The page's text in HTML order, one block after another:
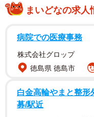
くりんと丸い目が可愛いレオ
まいどなの求人
病院での医療事務
株式会社グロップ
徳島県 徳島市
白金高輪やまと整形
募/駅近